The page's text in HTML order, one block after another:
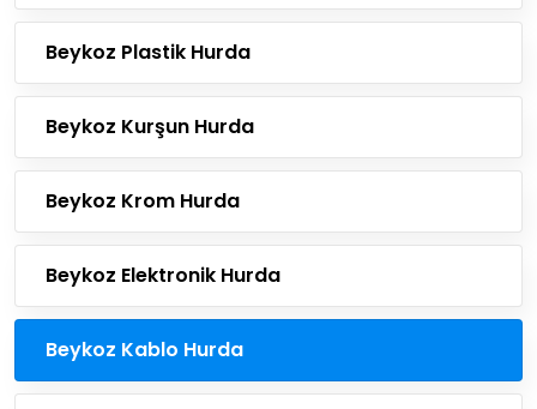
Beykoz Plastik Hurda
Beykoz Kurşun Hurda
Beykoz Krom Hurda
Beykoz Elektronik Hurda
Beykoz Kablo Hurda